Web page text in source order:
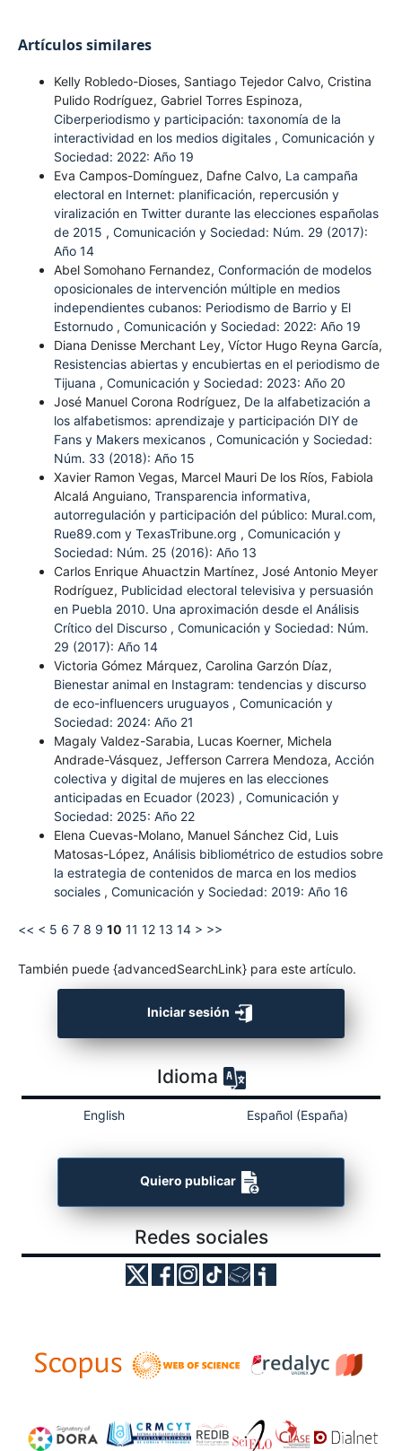
Artículos similares
Kelly Robledo-Dioses, Santiago Tejedor Calvo, Cristina
Pulido Rodríguez, Gabriel Torres Espinoza,
Ciberperiodismo y participación: taxonomía de la
interactividad en los medios digitales , Comunicación y
Sociedad: 2022: Año 19
Eva Campos-Domínguez, Dafne Calvo, La campaña
electoral en Internet: planificación, repercusión y
viralización en Twitter durante las elecciones españolas
de 2015 , Comunicación y Sociedad: Núm. 29 (2017):
Año 14
Abel Somohano Fernandez, Conformación de modelos
oposicionales de intervención múltiple en medios
independientes cubanos: Periodismo de Barrio y El
Estornudo , Comunicación y Sociedad: 2022: Año 19
Diana Denisse Merchant Ley, Víctor Hugo Reyna García,
Resistencias abiertas y encubiertas en el periodismo de
Tijuana , Comunicación y Sociedad: 2023: Año 20
José Manuel Corona Rodríguez, De la alfabetización a
los alfabetismos: aprendizaje y participación DIY de
Fans y Makers mexicanos , Comunicación y Sociedad:
Núm. 33 (2018): Año 15
Xavier Ramon Vegas, Marcel Mauri De los Ríos, Fabiola
Alcalá Anguiano, Transparencia informativa,
autorregulación y participación del público: Mural.com,
Rue89.com y TexasTribune.org , Comunicación y
Sociedad: Núm. 25 (2016): Año 13
Carlos Enrique Ahuactzin Martínez, José Antonio Meyer
Rodríguez, Publicidad electoral televisiva y persuasión
en Puebla 2010. Una aproximación desde el Análisis
Crítico del Discurso , Comunicación y Sociedad: Núm.
29 (2017): Año 14
Victoria Gómez Márquez, Carolina Garzón Díaz,
Bienestar animal en Instagram: tendencias y discurso
de eco-influencers uruguayos , Comunicación y
Sociedad: 2024: Año 21
Magaly Valdez-Sarabia, Lucas Koerner, Michela
Andrade-Vásquez, Jefferson Carrera Mendoza, Acción
colectiva y digital de mujeres en las elecciones
anticipadas en Ecuador (2023) , Comunicación y
Sociedad: 2025: Año 22
Elena Cuevas-Molano, Manuel Sánchez Cid, Luis
Matosas-López, Análisis bibliométrico de estudios sobre
la estrategia de contenidos de marca en los medios
sociales , Comunicación y Sociedad: 2019: Año 16
<< < 5 6 7 8 9 10 11 12 13 14 > >>
También puede {advancedSearchLink} para este artículo.
Iniciar sesión
Idioma
English Español (España)
Quiero publicar
Redes sociales